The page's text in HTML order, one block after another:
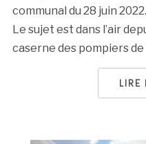
communal du 28 juin
Le sujet est dans l’air
caserne des pompiers
LIRE